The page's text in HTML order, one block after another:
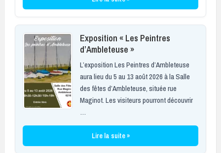
Exposition « Les Peintres
d’Ambleteuse »
L’exposition Les Peintres d’Ambleteuse
aura lieu du 5 au 13 août 2026 à la Salle
des fêtes d’Ambleteuse, située rue
Maginot. Les visiteurs pourront découvrir
…
Lire la suite »